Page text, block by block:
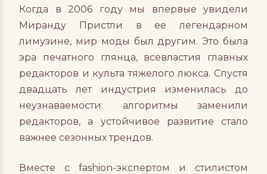
Когда в 2006 году мы впервые увидели
Миранду Пристли в ее легендарном
лимузине, мир моды был другим. Это была
эра печатного глянца, всевластия главных
редакторов и культа тяжелого люкса. Спустя
двадцать лет индустрия изменилась до
неузнаваемости: алгоритмы заменили
редакторов, а устойчивое развитие стало
важнее сезонных трендов.
Вместе с fashion-экспертом и стилистом